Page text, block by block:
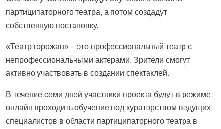
партиципаторного театра, а потом создадут
собственную постановку.
«Театр горожан» – это профессиональный театр с
непрофессиональными актерами. Зрители смогут
активно участвовать в создании спектаклей.
В течение семи дней участники проекта будут в режиме
онлайн проходить обучение под кураторством ведущих
специалистов в области партиципаторного театра в